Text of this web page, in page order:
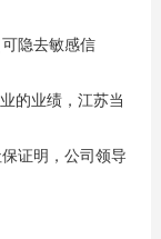
隐去敏感信
的业绩，江苏当
证明，公司领导